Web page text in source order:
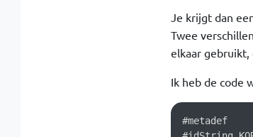
Je krijgt dan
Twee
elkaar gebruikt,
Ik heb de code
#metadef